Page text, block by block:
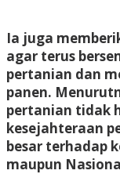
Ia juga
agar terus
pertanian dan
panen.
pertanian tidak
kesejahteraan
besar terhadap
maupun